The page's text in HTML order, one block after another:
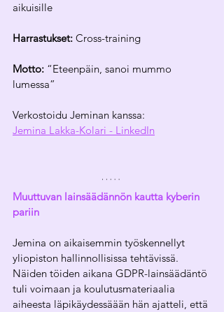
aikuisille
Harrastukset: Cross-training
Motto: “Eteenpäin, sanoi mummo
lumessa”
Verkostoidu Jeminan kanssa:
Jemina Lakka-Kolari - LinkedIn
Muuttuvan lainsäädännön kautta kyberin
pariin
Jemina on aikaisemmin työskennellyt
yliopiston hallinnollisissa tehtävissä.
Näiden töiden aikana GDPR-lainsäädäntö
tuli voimaan ja koulutusmateriaalia
aiheesta läpikäydessäään hän ajatteli, että